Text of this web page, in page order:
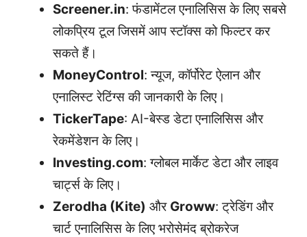
Screener.in: फंडामेंटल एनालिसिस के लिए सबसे
लोकप्रिय टूल जिसमें आप स्टॉक्स को फिल्टर कर
सकते हैं।
MoneyControl: न्यूज, कॉर्पोरेट ऐलान और
एनालिस्ट रेटिंग्स की जानकारी के लिए।
TickerTape: AI-बेस्ड डेटा एनालिसिस और
रेकमेंडेशन के लिए।
Investing.com: ग्लोबल मार्केट डेटा और लाइव
चार्ट्स के लिए।
Zerodha (Kite) और Groww: ट्रेडिंग और
चार्ट एनालिसिस के लिए भरोसेमंद ब्रोकरेज